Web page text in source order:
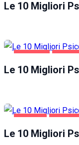
Le 10 Migliori
Le 10 Migliori
Le 10 Migliori